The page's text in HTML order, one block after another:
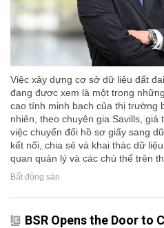
Việc xây dựng cơ sở dữ liệu đất
đang được xem là một trong
cao tính minh bạch của thị trường
nhiên, theo chuyên gia Savills,
việc chuyển đổi hồ sơ giấy sang
kết nối, chia sẻ và khai thác dữ
quan quản lý và các chủ thể trên
Bất động sản
BSR Opens the Door to